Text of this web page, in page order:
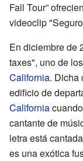
Fall Tour”
videoclip
En diciembre de
taxes", uno de
California. Dicha
edificio de
California
cantante de
letra está
es una exótica